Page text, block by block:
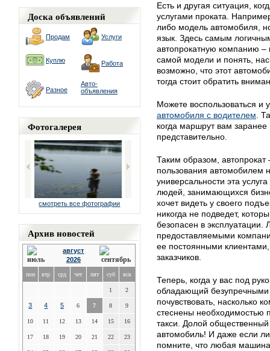
Доска объявлений
Продам Услуги
Куплю Работа
Разное
Авто-
объявления
Фотогалерея
смотреть все фотографии
Архив новостей
август
2026
пон втр срд чет пят суб вск
1 2
3 4 5 6 7 8 9
10 11 12 13 14 15 16
17 18 19 20 21 22 23
Есть и другая ситуация,
услугами проката.
либо модель автомобиля,
язык. Здесь самым
автопрокатную компанию –
самой модели и понять,
возможно, что этот
тогда стоит обратить
Можете воспользоваться и
автомобиля с водителем .
когда маршрут вам
представительно.
Таким образом,
пользования автомобилем
универсальности эта
людей, занимающихся
хочет видеть у своего
никогда не подведет,
безопасен в эксплуатации.
предоставляемыми
ее постоянными
заказчиков.
Теперь, когда у вас под
обладающий безупречными
почувствовать, насколько
стеснены необходимостью
такси. Долой общественный
автомобиль! И даже если
помните, что любая